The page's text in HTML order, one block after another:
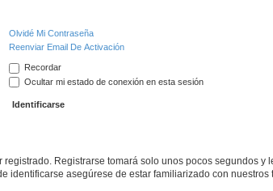
Olvidé Mi Contraseña
Reenviar Email De Activación
Recordar
Ocultar mi estado de conexión en esta sesión
registrado. Registrarse tomará solo unos pocos segundos
identificarse asegúrese de estar familiarizado con